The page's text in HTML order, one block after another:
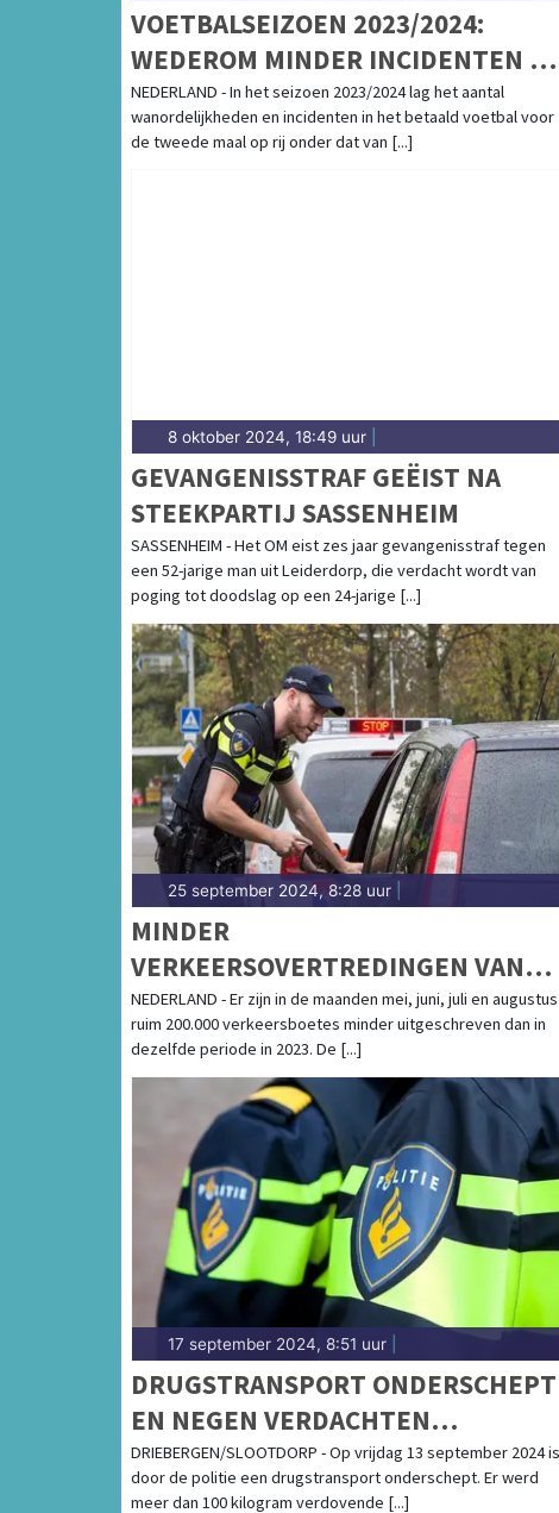
VOETBALSEIZOEN 2023/2024:
WEDEROM MINDER INCIDENTEN EN
RELATIEF MEER ZAKEN VOOR
RECHTER GEBRACHT
NEDERLAND - In het seizoen 2023/2024 lag het aantal
wanordelijkheden en incidenten in het betaald voetbal voor
de tweede maal op rij onder dat van [...]
8 oktober 2024, 18:49 uur
GEVANGENISSTRAF GEËIST NA
STEEKPARTIJ SASSENHEIM
SASSENHEIM - Het OM eist zes jaar gevangenisstraf tegen
een 52-jarige man uit Leiderdorp, die verdacht wordt van
poging tot doodslag op een 24-jarige [...]
25 september 2024, 8:28 uur
MINDER
VERKEERSOVERTREDINGEN VAN
MEI TOT SEPTEMBER
NEDERLAND - Er zijn in de maanden mei, juni, juli en augustus
ruim 200.000 verkeersboetes minder uitgeschreven dan in
dezelfde periode in 2023. De [...]
17 september 2024, 8:51 uur
DRUGSTRANSPORT ONDERSCHEPT
EN NEGEN VERDACHTEN
AANGEHOUDEN
DRIEBERGEN/SLOOTDORP - Op vrijdag 13 september 2024 is
door de politie een drugstransport onderschept. Er werd
meer dan 100 kilogram verdovende [...]